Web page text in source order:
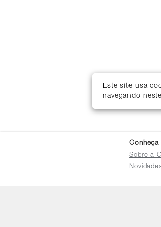
Este site usa
navegando
Conheça
Sobre a